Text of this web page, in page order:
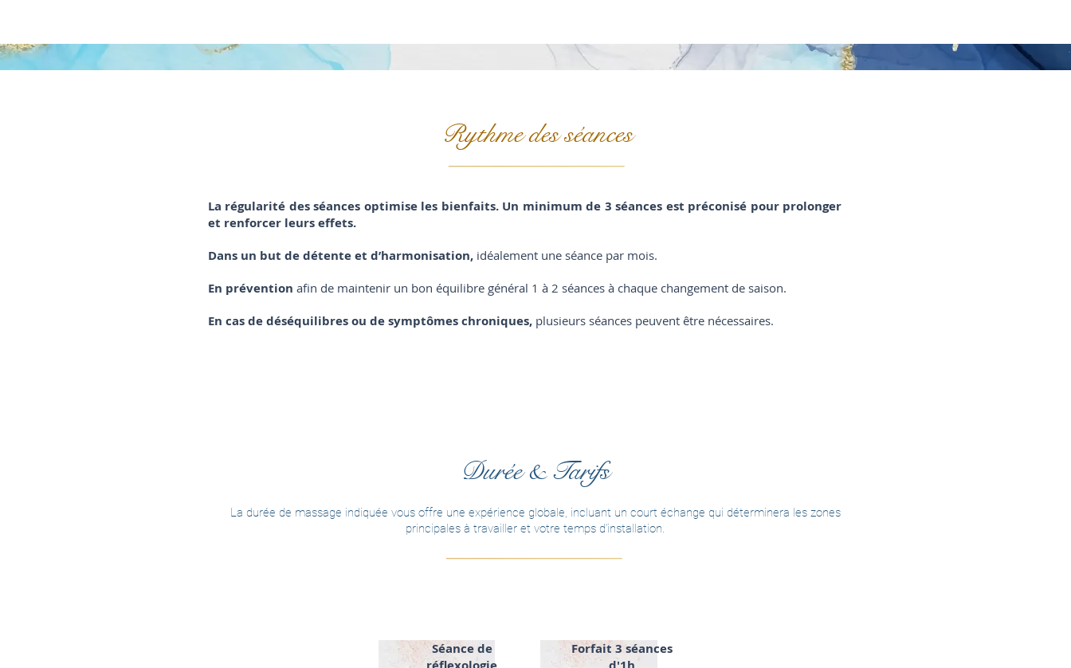
Rythme des séances
La régularité des séances optimise les bienfaits. Un minimum de 3 séances est préconisé pour prolonger
et renforcer leurs effets.
Dans un but de détente et d’harmonisation, idéalement une séance par mois.
En prévention afin de maintenir un bon équilibre général 1 à 2 séances à chaque changement de saison.
En cas de déséquilibres ou de symptômes chroniques, plusieurs séances peuvent être nécessaires.
Durée & Tarifs
La durée de massage indiquée vous offre une expérience globale, incluant un court échange qui déterminera les zones
principales à travailler et votre temps d’installation.
Séance de
Forfait 3 séances